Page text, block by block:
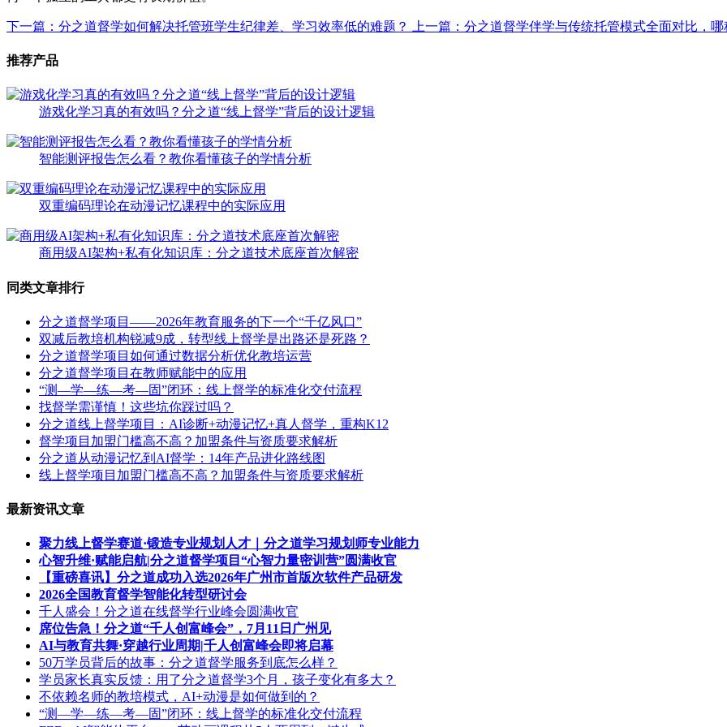
下一篇：分之道督学如何解决托管班学生纪律差、学习效率低的难题？ 上一篇：分之道督学伴学与传统托管模式全面对比，哪
推荐产品
游戏化学习真的有效吗？分之道“线上督学”背后的设计逻辑
智能测评报告怎么看？教你看懂孩子的学情分析
双重编码理论在动漫记忆课程中的实际应用
商用级AI架构+私有化知识库：分之道技术底座首次解密
同类文章排行
分之道督学项目——2026年教育服务的下一个“千亿风口”
双减后教培机构锐减9成，转型线上督学是出路还是死路？
分之道督学项目如何通过数据分析优化教培运营
分之道督学项目在教师赋能中的应用
“测—学—练—考—固”闭环：线上督学的标准化交付流程
找督学需谨慎！这些坑你踩过吗？
分之道线上督学项目：AI诊断+动漫记忆+真人督学，重构K12
督学项目加盟门槛高不高？加盟条件与资质要求解析
分之道从动漫记忆到AI督学：14年产品进化路线图
线上督学项目加盟门槛高不高？加盟条件与资质要求解析
最新资讯文章
聚力线上督学赛道·锻造专业规划人才｜分之道学习规划师专业能力
心智升维·赋能启航|分之道督学项目“心智力量密训营”圆满收官
【重磅喜讯】分之道成功入选2026年广州市首版次软件产品研发
2026全国教育督学智能化转型研讨会
千人盛会！分之道在线督学行业峰会圆满收官
席位告急！分之道“千人创富峰会”，7月11日广州见
AI与教育共舞·穿越行业周期|千人创富峰会即将启幕
50万学员背后的故事：分之道督学服务到底怎么样？
学员家长真实反馈：用了分之道督学3个月，孩子变化有多大？
不依赖名师的教培模式，AI+动漫是如何做到的？
“测—学—练—考—固”闭环：线上督学的标准化交付流程